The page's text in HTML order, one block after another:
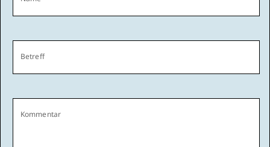
Betreff
Kommentar